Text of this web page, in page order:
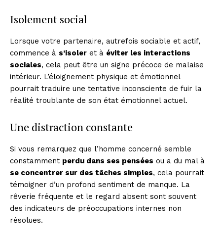
Isolement social
Lorsque votre partenaire, autrefois sociable et actif,
commence à s’isoler et à éviter les interactions
sociales, cela peut être un signe précoce de malaise
intérieur. L’éloignement physique et émotionnel
pourrait traduire une tentative inconsciente de fuir la
réalité troublante de son état émotionnel actuel.
Une distraction constante
Si vous remarquez que l’homme concerné semble
constamment perdu dans ses pensées ou a du mal à
se concentrer sur des tâches simples, cela pourrait
témoigner d’un profond sentiment de manque. La
rêverie fréquente et le regard absent sont souvent
des indicateurs de préoccupations internes non
résolues.